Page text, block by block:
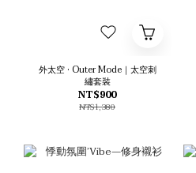
外太空 • Outer Mode｜太空刺
繡套裝
NT$900
NT$1,380